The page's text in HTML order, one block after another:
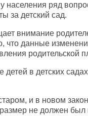
населения ряд
за детский сад.
внимание
что данные
родительской
в детских
и в новом
не должен